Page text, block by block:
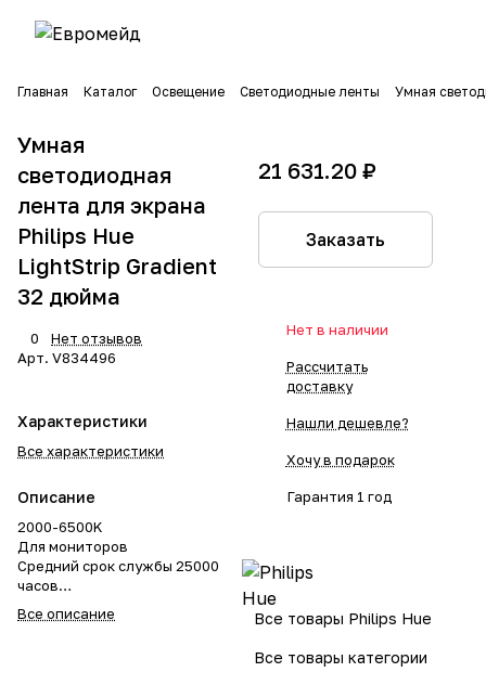
Главная Каталог Освещение Светодиодные ленты Умная
Умная
светодиодная
лента для экрана
Philips Hue
LightStrip Gradient
32 дюйма
0
Нет отзывов
Арт. V834496
Характеристики
Все характеристики
Описание
2000-6500K
Для мониторов
Средний срок службы 25000
часов
Hue 929003498601
Все описание
21 631.20 ₽
Заказать
Нет в наличии
Рассчитать
доставку
Нашли дешевле?
Хочу в подарок
Гарантия 1 год
Все товары Philips Hue
Все товары категории